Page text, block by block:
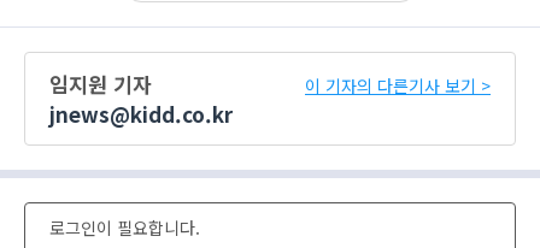
임지원 기자
jnews@kidd.co.kr
이 기자의 다른기사 보기 >
로그인이 필요합니다.